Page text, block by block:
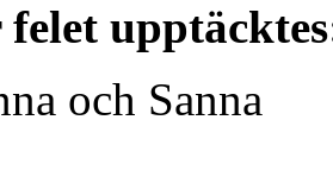
och Sanna